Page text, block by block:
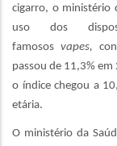
cigarro, o ministério
uso dos
famososvapes,
passou de 11,3%
o índice chegou a
etária.
O ministério da